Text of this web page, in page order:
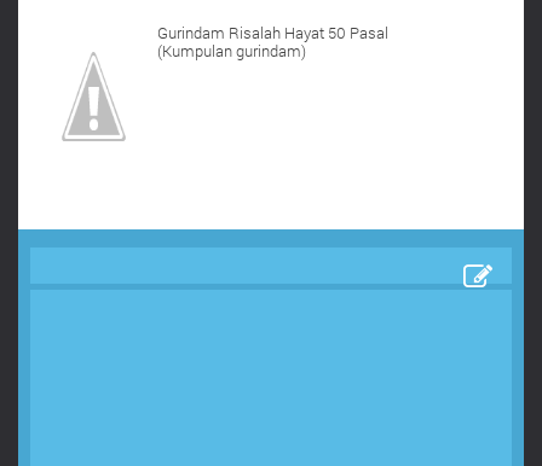
Gurindam Risalah Hayat 50 Pasal
(Kumpulan gurindam)